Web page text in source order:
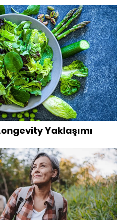
Yaklaşımı